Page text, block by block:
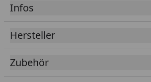
Fallrohrdurchmesser
Material
Farbe
Braun
Anthrazit
Infos
Hersteller
Zubehör